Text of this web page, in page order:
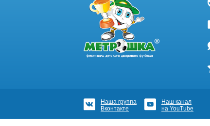
Наша группа
Вконтакте
Наш канал
на YouTube